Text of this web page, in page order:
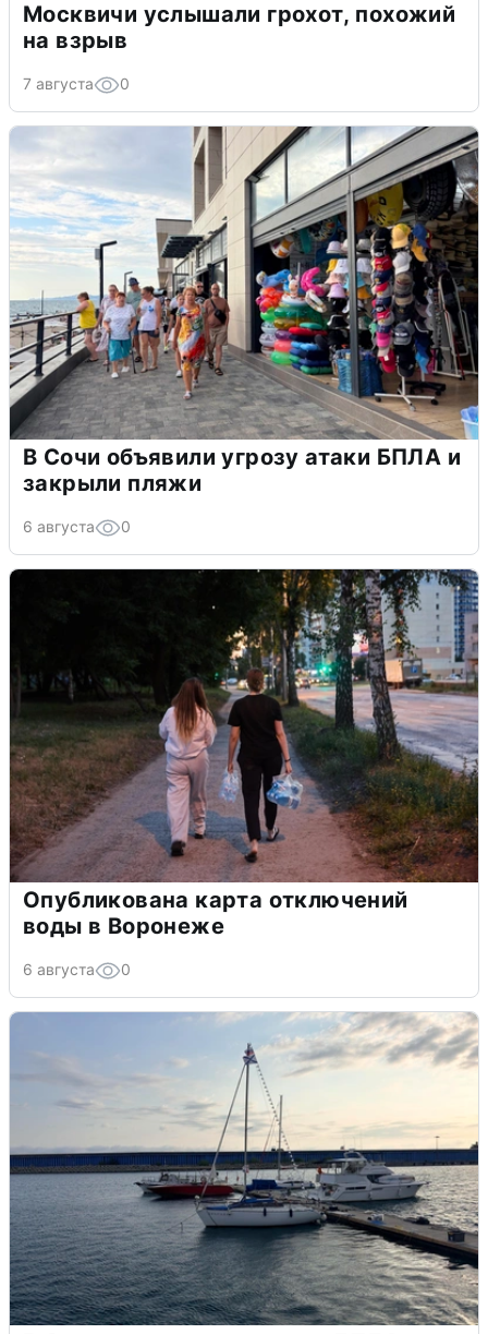
Москвичи услышали грохот, похожий
на взрыв
7 августа 0
В Сочи объявили угрозу атаки БПЛА и
закрыли пляжи
6 августа 0
Опубликована карта отключений
воды в Воронеже
6 августа 0